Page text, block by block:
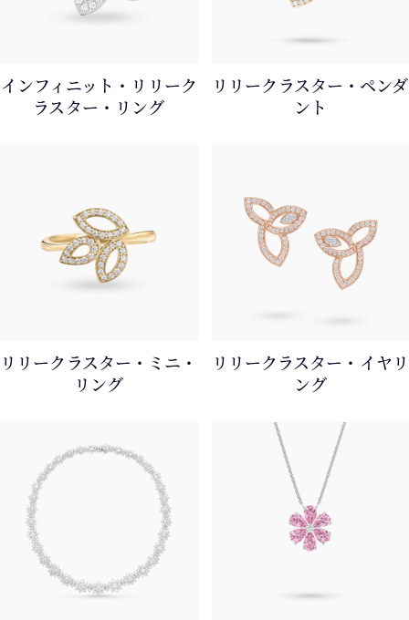
インフィニット・リリーク
ラスター・リング
リリークラスター・ペンダ
ント
リリークラスター・ミニ・
リング
リリークラスター・イヤリ
ング